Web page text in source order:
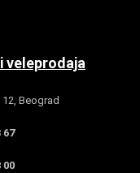
veleprodaja
Beograd
67
00